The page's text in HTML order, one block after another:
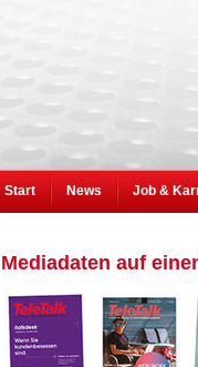
Start News Job &
Mediadaten auf